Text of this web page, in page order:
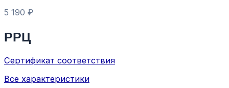
5 190 ₽
РРЦ
Сертификат соответствия
Все характеристики